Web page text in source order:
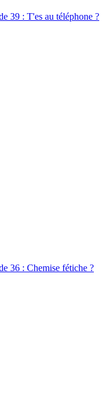
39 : T'es au téléphone ?
36 : Chemise fétiche ?